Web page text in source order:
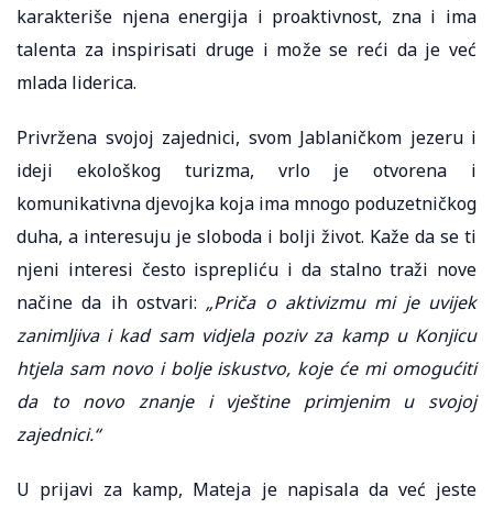
karakteriše njena energija i proaktivnost, zna i ima
talenta za inspirisati druge i može se reći da je već
mlada liderica.
Privržena svojoj zajednici, svom Jablaničkom jezeru i
ideji ekološkog turizma, vrlo je otvorena i
komunikativna djevojka koja ima mnogo poduzetničkog
duha, a interesuju je sloboda i bolji život. Kaže da se ti
njeni interesi često isprepliću i da stalno traži nove
načine da ih ostvari: „Priča o aktivizmu mi je uvijek
zanimljiva i kad sam vidjela poziv za kamp u Konjicu
htjela sam novo i bolje iskustvo, koje će mi omogućiti
da to novo znanje i vještine primjenim u svojoj
zajednici.“
U prijavi za kamp, Mateja je napisala da već jeste